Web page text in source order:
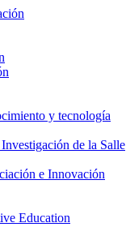
y tecnología
de la Salle
e Innovación
Education